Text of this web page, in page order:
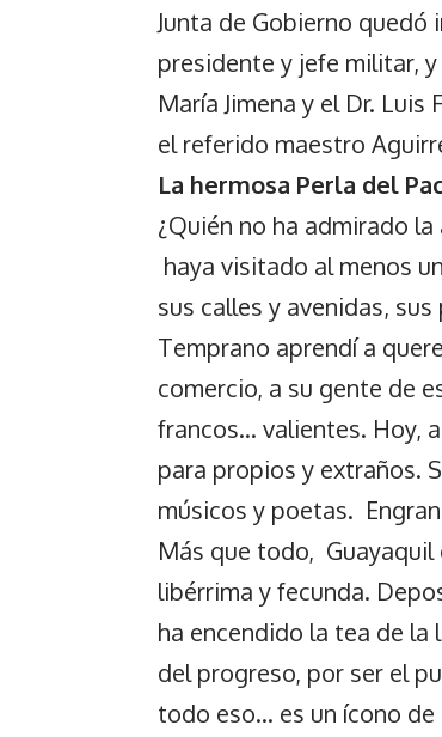
Junta de Gobierno
presidente y jefe militar,
María Jimena y el Dr.
el referido maestro
La hermosa Perla del
¿Quién no ha admirado
haya visitado al menos
sus calles y avenidas,
Temprano aprendí a
comercio, a su gente de
francos… valientes. Hoy,
para propios y extraños.
músicos y poetas.
Más que todo,
libérrima y fecunda.
ha encendido la tea de
del progreso, por ser el
todo eso… es un ícono de